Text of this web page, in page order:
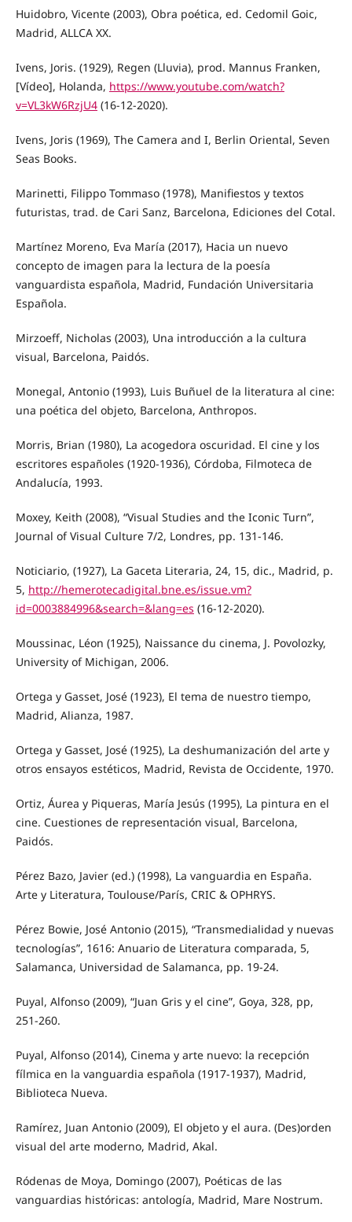
Huidobro, Vicente (2003), Obra poética, ed. Cedomil Goic,
Madrid, ALLCA XX.
Ivens, Joris. (1929), Regen (Lluvia), prod. Mannus Franken,
[Vídeo], Holanda, https://www.youtube.com/watch?
v=VL3kW6RzjU4(16-12-2020).
Ivens, Joris (1969), The Camera and I, Berlin Oriental, Seven
Seas Books.
Marinetti, Filippo Tommaso (1978), Manifiestos y textos
futuristas, trad. de Cari Sanz, Barcelona, Ediciones del Cotal.
Martínez Moreno, Eva María (2017), Hacia un nuevo
concepto de imagen para la lectura de la poesía
vanguardista española, Madrid, Fundación Universitaria
Española.
Mirzoeff, Nicholas (2003), Una introducción a la cultura
visual, Barcelona, Paidós.
Monegal, Antonio (1993), Luis Buñuel de la literatura al cine:
una poética del objeto, Barcelona, Anthropos.
Morris, Brian (1980), La acogedora oscuridad. El cine y los
escritores españoles (1920-1936), Córdoba, Filmoteca de
Andalucía, 1993.
Moxey, Keith (2008), “Visual Studies and the Iconic Turn”,
Journal of Visual Culture 7/2, Londres, pp. 131-146.
Noticiario, (1927), La Gaceta Literaria, 24, 15, dic., Madrid, p.
5, http://hemerotecadigital.bne.es/issue.vm?
id=0003884996&search=&lang=es (16-12-2020).
Moussinac, Léon (1925), Naissance du cinema, J. Povolozky,
University of Michigan, 2006.
Ortega y Gasset, José (1923), El tema de nuestro tiempo,
Madrid, Alianza, 1987.
Ortega y Gasset, José (1925), La deshumanización del arte y
otros ensayos estéticos, Madrid, Revista de Occidente, 1970.
Ortiz, Áurea y Piqueras, María Jesús (1995), La pintura en el
cine. Cuestiones de representación visual, Barcelona,
Paidós.
Pérez Bazo, Javier (ed.) (1998), La vanguardia en España.
Arte y Literatura, Toulouse/París, CRIC & OPHRYS.
Pérez Bowie, José Antonio (2015), “Transmedialidad y nuevas
tecnologías”, 1616: Anuario de Literatura comparada, 5,
Salamanca, Universidad de Salamanca, pp. 19-24.
Puyal, Alfonso (2009), “Juan Gris y el cine”, Goya, 328, pp,
251-260.
Puyal, Alfonso (2014), Cinema y arte nuevo: la recepción
fílmica en la vanguardia española (1917-1937), Madrid,
Biblioteca Nueva.
Ramírez, Juan Antonio (2009), El objeto y el aura. (Des)orden
visual del arte moderno, Madrid, Akal.
Ródenas de Moya, Domingo (2007), Poéticas de las
vanguardias históricas: antología, Madrid, Mare Nostrum.